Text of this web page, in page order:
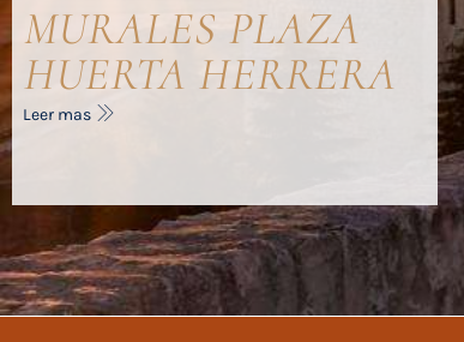
MURALES PLAZA
HUERTA HERRERA
Leer mas